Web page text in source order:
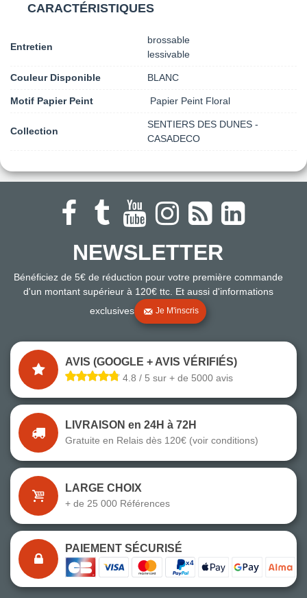
CARACTÉRISTIQUES
Entretien
brossable
lessivable
Couleur Disponible BLANC
Motif Papier Peint Papier Peint Floral
Collection
SENTIERS DES DUNES -
CASADECO
NEWSLETTER
Bénéficiez de 5€ de réduction pour votre première commande
d'un montant supérieur à 120€ ttc. Et aussi d'informations
exclusives
Je M'inscris
AVIS (GOOGLE + AVIS VÉRIFIÉS)
4.8 / 5 sur + de 5000 avis
LIVRAISON en 24H à 72H
Gratuite en Relais dès 120€ (voir conditions)
LARGE CHOIX
+ de 25 000 Références
PAIEMENT SÉCURISÉ